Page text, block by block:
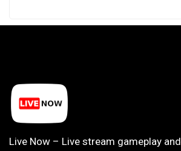
Live Now – Live stream gameplay and